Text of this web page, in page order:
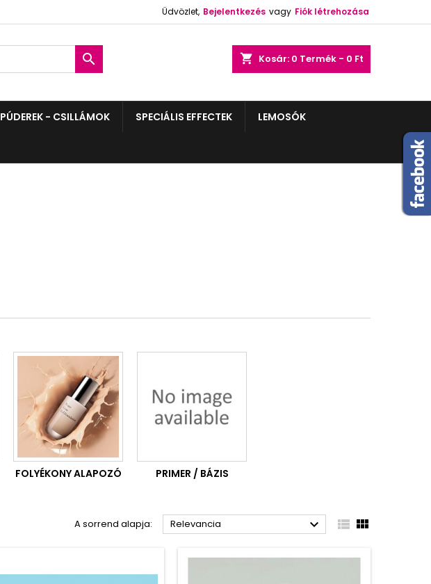
Üdvözlet, Bejelentkezés vagy Fiók létrehozása
shopping_cart Kosár: 0 Termék - 0 Ft

PÚDEREK - CSILLÁMOK SPECIÁLIS EFFECTEK LEMOSÓK
FOLYÉKONY ALAPOZÓ PRIMER / BÁZIS
A sorrend alapja: Relevancia   